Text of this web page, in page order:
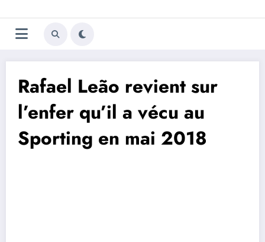
au
contenu
Trivela
L'actualité du football
Rafael Leão revient sur
l’enfer qu’il a vécu au
Sporting en mai 2018